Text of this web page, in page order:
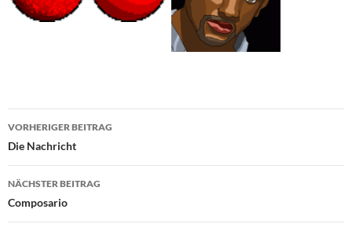
Beitragsnavigation
VORHERIGER BEITRAG
Die Nachricht
NÄCHSTER BEITRAG
Composario